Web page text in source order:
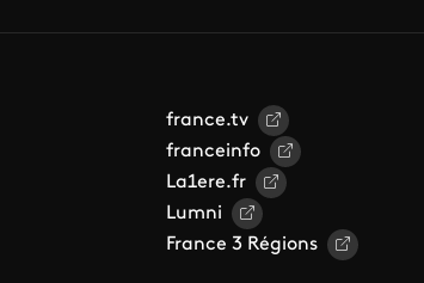
france.tv
franceinfo
La1ere.fr
Lumni
France 3 Régions